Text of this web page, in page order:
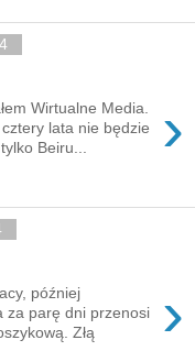
›
Wirtualne Media.
lata nie będzie
Beiru...
›
później
za parę dni przenosi
Złą